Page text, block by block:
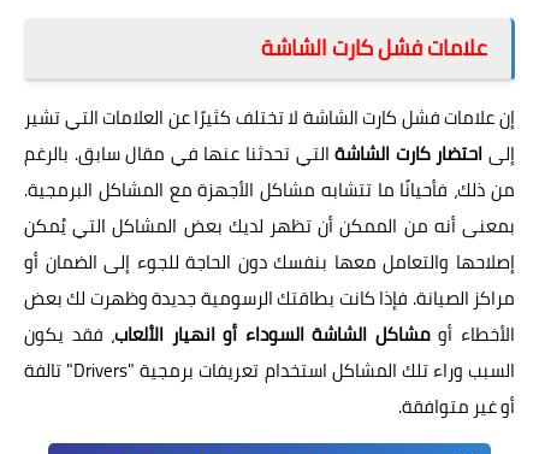
علامات فشل كارت الشاشة
إن علامات فشل كارت الشاشة لا تختلف كثيرًا عن العلامات التي تشير
إلىاحتضار كارت الشاشةالتي تحدثنا عنها في مقال سابق. بالرغم
من ذلك، فأحيانًا ما تتشابه مشاكل الأجهزة مع المشاكل البرمجية.
بمعنى أنه من الممكن أن تظهر لديك بعض المشاكل التي يُمكن
إصلاحها والتعامل معها بنفسك دون الحاجة للجوء إلى الضمان أو
مراكز الصيانة. فإذا كانت بطاقتك الرسومية جديدة وظهرت لك بعض
الأخطاء أومشاكل الشاشة السوداء أو انهيار الألعاب، فقد يكون
السبب وراء تلك المشاكل استخدام تعريفات برمجية "Drivers" تالفة
أو غير متوافقة.